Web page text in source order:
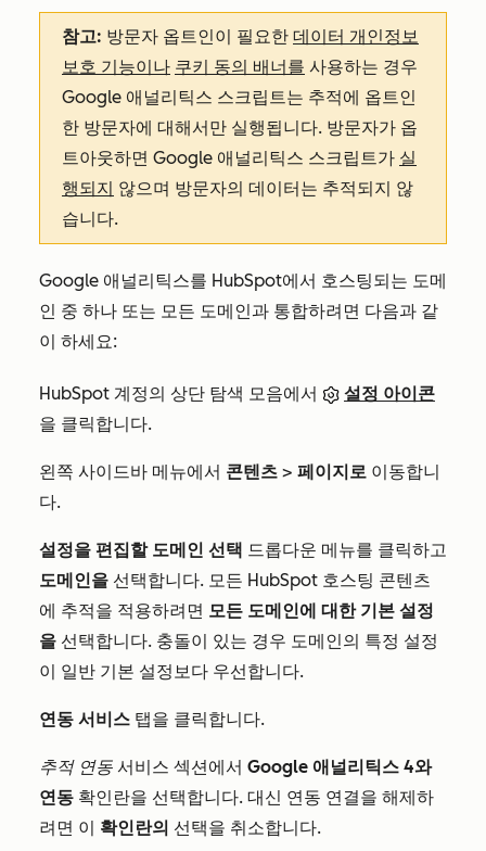
참고: 방문자 옵트인이 필요한 데이터 개인정보
보호 기능이나 쿠키 동의 배너를 사용하는 경우
Google 애널리틱스 스크립트는 추적에 옵트인
한 방문자에 대해서만 실행됩니다. 방문자가 옵
트아웃하면 Google 애널리틱스 스크립트가 실
행되지 않으며 방문자의 데이터는 추적되지 않
습니다.
Google 애널리틱스를 HubSpot에서 호스팅되는 도메
인 중 하나 또는 모든 도메인과 통합하려면 다음과 같
이 하세요:
HubSpot 계정의 상단 탐색 모음에서
설정 아이콘
을 클릭합니다.
왼쪽 사이드바 메뉴에서 콘텐츠 > 페이지로 이동합니
다.
설정을 편집할 도메인 선택 드롭다운 메뉴를 클릭하고
도메인을 선택합니다. 모든 HubSpot 호스팅 콘텐츠
에 추적을 적용하려면 모든 도메인에 대한 기본 설정
을 선택합니다. 충돌이 있는 경우 도메인의 특정 설정
이 일반 기본 설정보다 우선합니다.
연동 서비스 탭을 클릭합니다.
추적 연동 서비스 섹션에서 Google 애널리틱스 4와
연동 확인란을 선택합니다. 대신 연동 연결을 해제하
려면 이 확인란의 선택을 취소합니다.